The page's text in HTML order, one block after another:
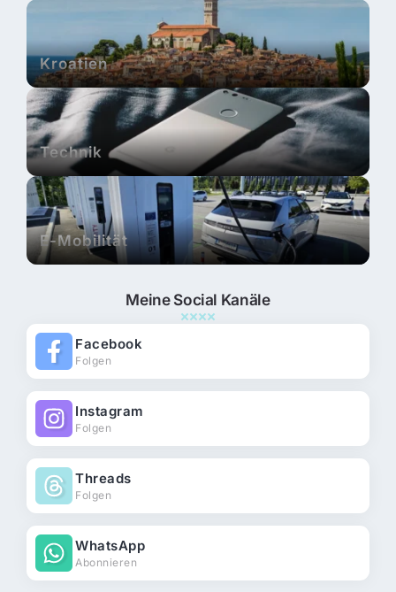
Kroatien
Technik
E-Mobilität
Meine Social Kanäle
Facebook
Folgen
Instagram
Folgen
Threads
Folgen
WhatsApp
Abonnieren